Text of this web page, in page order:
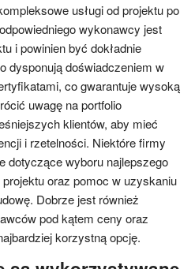
usługi od projektu po
wykonawcy jest
i powinien być dokładnie
dysponują doświadczeniem w
co gwarantuje wysoką
uwagę na portfolio
klientów, aby mieć
i rzetelności. Niektóre firmy
dotyczące wyboru najlepszego
oraz pomoc w uzyskaniu
Dobrze jest również
pod kątem ceny oraz
korzystną opcję.